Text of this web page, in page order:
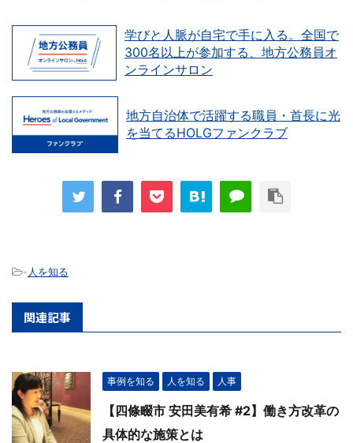
学びと人脈が自宅で手に入る。全国で
300名以上が参加する、地方公務員オ
ンラインサロン
地方自治体で活躍する職員・首長に光
を当てるHOLGファンクラブ
- 人を知る
関連記事
事例を知る 人を知る 人事
【四條畷市 安田美有希 #2】働き方改革の
具体的な施策とは